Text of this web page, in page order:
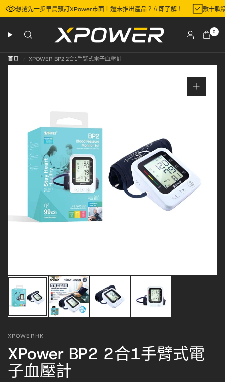
想搶先一步早鳥預訂XPower市面上還未推出產品？立即了解！ 數十款
0
首頁 XPOWER BP2 2合1手臂式電子血壓計
XPOWERHK
XPower BP2 2合1手臂式電
子血壓計